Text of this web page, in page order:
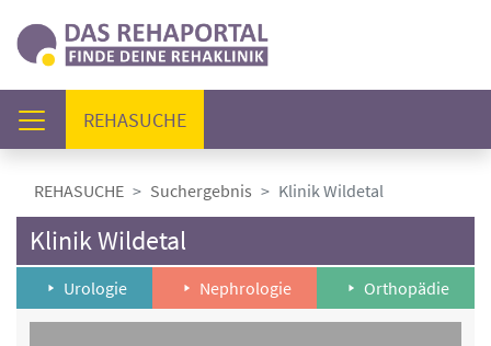
REHASUCHE(AKTUELL)
REHASUCHE Suchergebnis Klinik Wildetal
Klinik Wildetal
Urologie Nephrologie Orthopädie